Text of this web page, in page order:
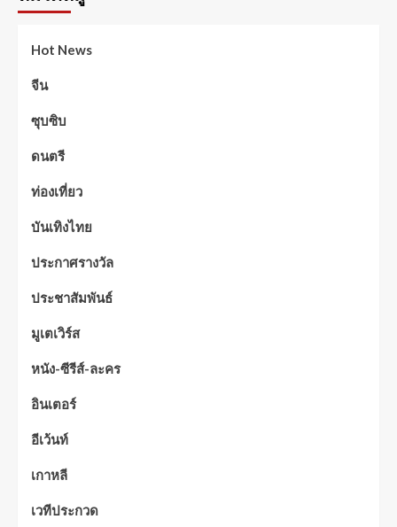
Hot News
จีน
ซุบซิบ
ดนตรี
ท่องเที่ยว
บันเทิงไทย
ประกาศรางวัล
ประชาสัมพันธ์
มูเตเวิร์ส
หนัง-ซีรีส์-ละคร
อินเตอร์
อีเว้นท์
เกาหลี
เวทีประกวด